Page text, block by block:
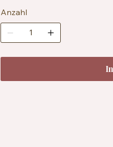
Zertifizierung: EN71-3
Pflegehinweise:
Anzahl